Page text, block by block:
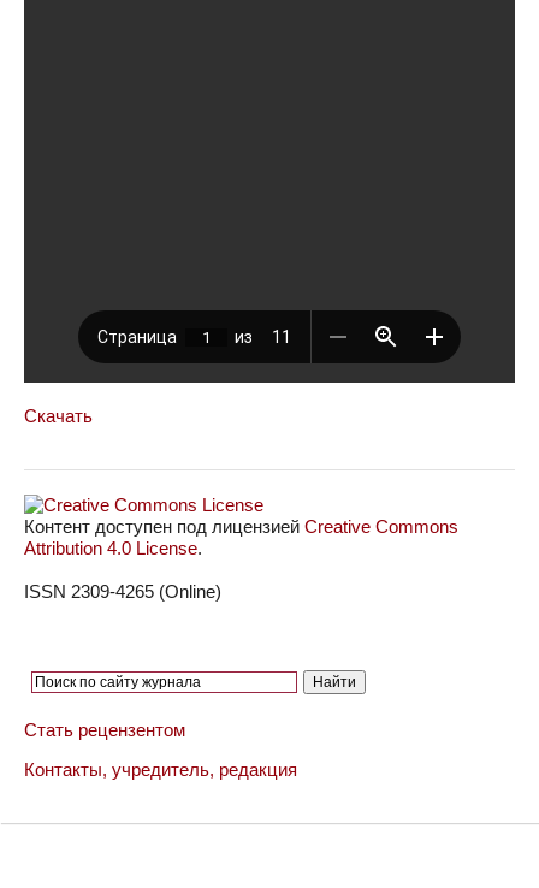
Скачать
Контент доступен под лицензией Creative Commons
Attribution 4.0 License.
ISSN 2309-4265 (Online)
Стать рецензентом
Контакты, учредитель, редакция